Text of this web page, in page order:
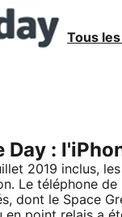
Tous
Day :
2019 inclus,
Le téléphone
dont le Space